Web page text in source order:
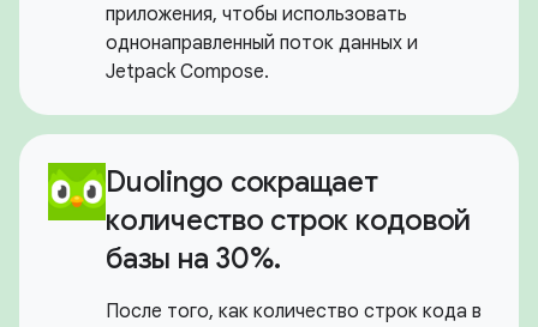
приложения, чтобы использовать
однонаправленный поток данных и
Jetpack Compose.
Duolingo сокращает
количество строк кодовой
базы на 30%.
После того, как количество строк кода в